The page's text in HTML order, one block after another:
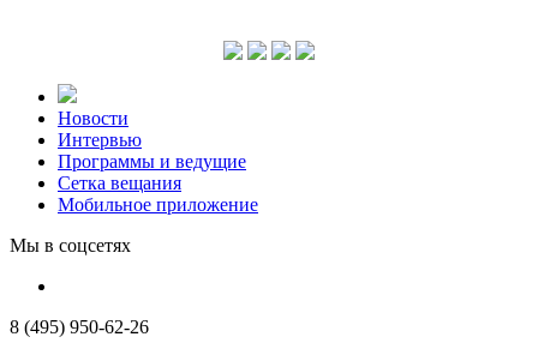
Новости
Интервью
Программы и ведущие
Сетка вещания
Мобильное приложение
Мы в соцсетях
8 (495) 950-62-26